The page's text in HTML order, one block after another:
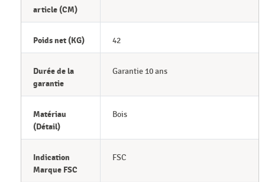
article (CM)
Poids net (KG) 42
Durée de la
garantie
Garantie 10 ans
Matériau
(Détail)
Bois
Indication
Marque FSC
FSC